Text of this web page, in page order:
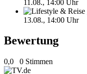
11.08., 14:00 Uhr
13.08., 14:00 Uhr
Bewertung
0,0 0 Stimmen